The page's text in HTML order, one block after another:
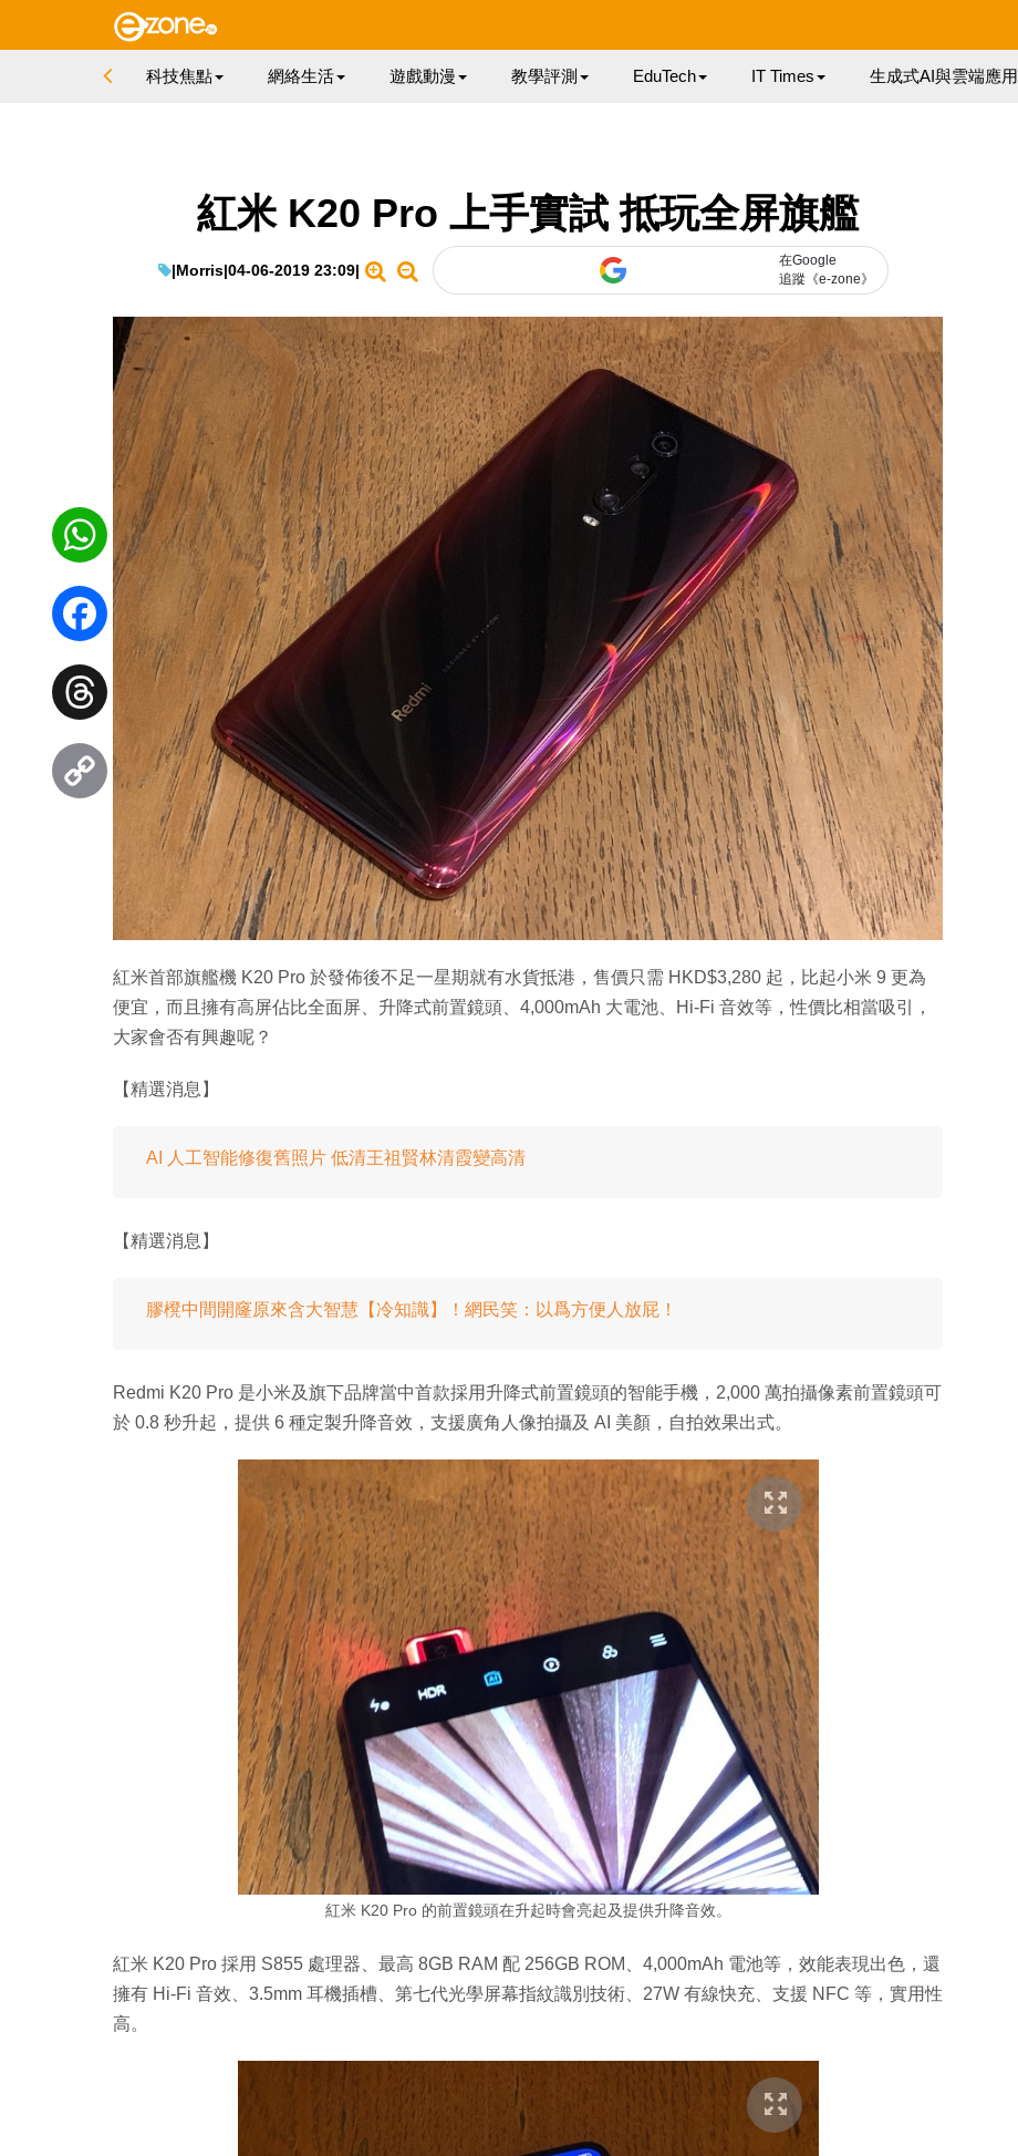
科技焦點 網絡生活 遊戲動漫 教學評測 EduTech IT Times 生成式AI與雲端應用
紅米 K20 Pro 上手實試 抵玩全屏旗艦
|Morris|04-06-2019 23:09|
在Google
追蹤《e-zone》
紅米首部旗艦機 K20 Pro 於發佈後不足一星期就有水貨抵港，售價只需 HKD$3,280 起，比起小米 9 更為
便宜，而且擁有高屏佔比全面屏、升降式前置鏡頭、4,000mAh 大電池、Hi-Fi 音效等，性價比相當吸引，
大家會否有興趣呢？
【精選消息】
AI 人工智能修復舊照片 低清王祖賢林清霞變高清
【精選消息】
膠櫈中間開窿原來含大智慧【冷知識】！網民笑：以爲方便人放屁！
Redmi K20 Pro 是小米及旗下品牌當中首款採用升降式前置鏡頭的智能手機，2,000 萬拍攝像素前置鏡頭可
於 0.8 秒升起，提供 6 種定製升降音效，支援廣角人像拍攝及 AI 美顏，自拍效果出式。
紅米 K20 Pro 的前置鏡頭在升起時會亮起及提供升降音效。
紅米 K20 Pro 採用 S855 處理器、最高 8GB RAM 配 256GB ROM、4,000mAh 電池等，效能表現出色，還
擁有 Hi-Fi 音效、3.5mm 耳機插槽、第七代光學屏幕指紋識別技術、27W 有線快充、支援 NFC 等，實用性
高。
WhatsApp
Facebook
Threads